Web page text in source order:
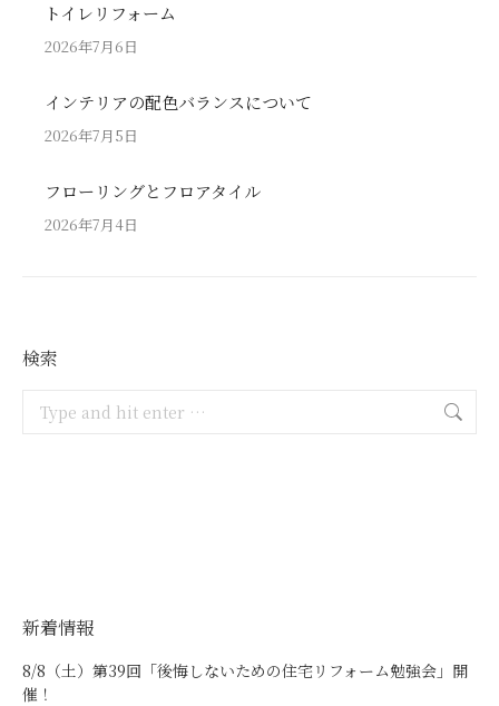
トイレリフォーム
2026年7月6日
インテリアの配色バランスについて
2026年7月5日
フローリングとフロアタイル
2026年7月4日
検索
新着情報
8/8（土）第39回「後悔しないための住宅リフォーム勉強会」開
催！